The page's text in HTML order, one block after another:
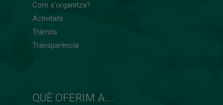
Com s'organitza?
Activitats
Tràmits
Transparència
QUÈ OFERIM A...